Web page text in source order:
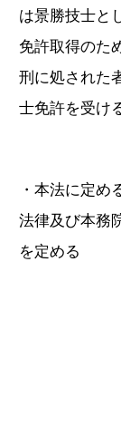
は景勝技士と
免許取得のた
刑に処された
士免許を受け
・本法に定め
法律及び本務
を定める